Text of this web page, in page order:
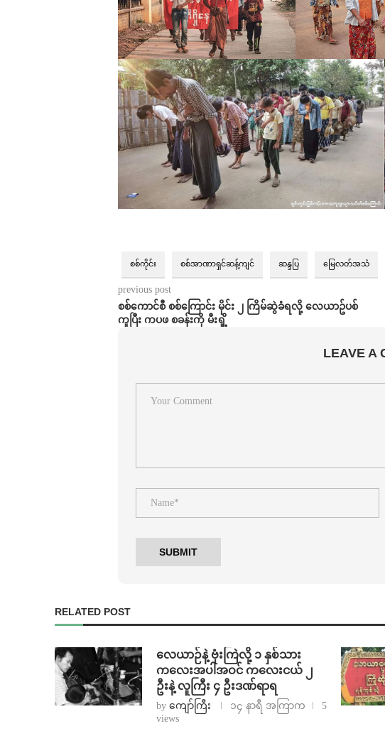
စစ်ကိုင်း စစ်အာဏာရှင်ဆန့်ကျင် ဆန္ဒပြ မြေလတ်အသံ
previous post
စစ်ကောင်စီ စစ်ကြောင်း မိုင်း ၂ ကြိမ်ဆွဲခံရလို့ လေယာဥ်ပစ်
ကူပြီး ကပဖ စခန်းကို မီးရှို့
LEAVE A
RELATED POST
⁨လေယာဉ်နဲ့ ဗုံးကြဲလို့ ၁ နှစ်သား
ကလေးအပါအဝင် ကလေးငယ် ၂
ဦးနဲ့ လူကြီး ၄ ဦးဒဏ်ရာရ
by ကျော်ကြီး ၁၄ နာရီ အကြာက
5
views